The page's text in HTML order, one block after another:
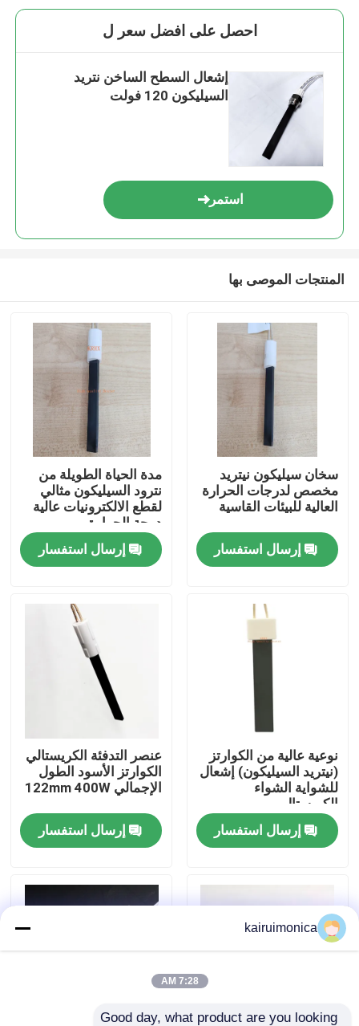
المنزل
أشرطة فيديو
عرض الواقع الافتراضي
معلومات عنا
جولة في المعمل
اتصل بنا
اطلب اقتباس
احصل على افضل سعر ل
إشعال السطح الساخن نتريد
السيليكون 120 فولت
استمر
المنتجات الموصى بها
سخان سيليكون نيتريد
مخصص لدرجات الحرارة
العالية للبيئات القاسية
إرسال استفسار
مدة الحياة الطويلة من
نترود السيليكون مثالي
لقطع الالكترونيات عالية
درجة الحرارة
إرسال استفسار
نوعية عالية من الكوارتز
(نيتريد السيليكون) إشعال
للشواية الشواء
الكريستال
إرسال استفسار
عنصر التدفئة الكريستالي
الكوارتز الأسود الطول
الإجمالي 122mm 400W
إرسال استفسار
kairuimonica
7:28 AM
Good day, what product are you looking